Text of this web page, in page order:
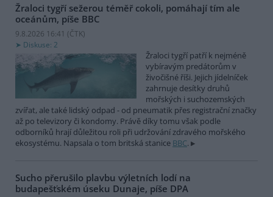
Žraloci tygří sežerou téměř cokoli, pomáhají tím ale
oceánům, píše BBC
9.8.2026 16:41 (ČTK)
Diskuse: 2
Žraloci tygří patří k nejméně
vybíravým predátorům v
živočišné říši. Jejich jídelníček
zahrnuje desítky druhů
mořských i suchozemských
zvířat, ale také lidský odpad - od pneumatik přes registrační značky
až po televizory či kondomy. Právě díky tomu však podle
odborníků hrají důležitou roli při udržování zdravého mořského
ekosystému. Napsala o tom britská stanice BBC.
Sucho přerušilo plavbu výletních lodí na
budapešťském úseku Dunaje, píše DPA